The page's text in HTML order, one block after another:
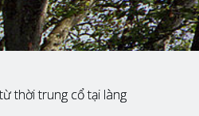
thời trung cổ tại làng